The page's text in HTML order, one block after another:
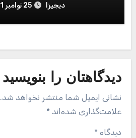
دیجیزا 25 نوامبر 2021
دیدگاهتان را بنویسید
نشانی ایمیل شما منتشر نخواهد شد.
علامت‌گذاری شده‌اند *
دیدگاه *